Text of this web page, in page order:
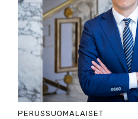
PERUSSUOMALAISET